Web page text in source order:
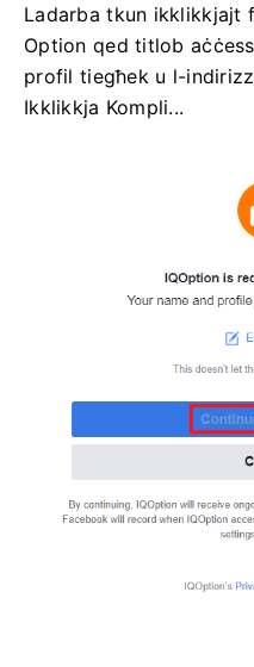
Ladarba tkun ikklikkjajt
Option qed titlob
profil tiegħek u l-
Ikklikkja Kompli...